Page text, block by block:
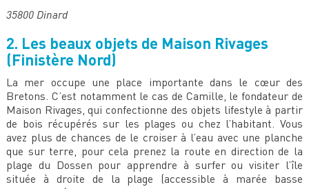
35800 Dinard
2. Les beaux objets de Maison Rivages
(Finistère Nord)
La mer occupe une place importante dans le cœur des
Bretons. C’est notamment le cas de Camille, le fondateur de
Maison Rivages, qui confectionne des objets lifestyle à partir
de bois récupérés sur les plages ou chez l’habitant. Vous
avez plus de chances de le croiser à l’eau avec une planche
que sur terre, pour cela prenez la route en direction de la
plage du Dossen pour apprendre à surfer ou visiter l’île
située à droite de la plage (accessible à marée basse